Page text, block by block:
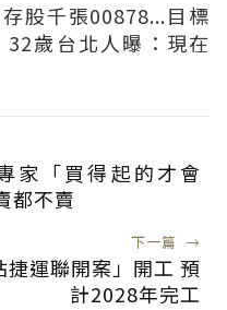
股千張00878...目標
32歲台北人曝：現在
家「買得起的才會
都不賣
下一篇 →
捷運聯開案」開工 預
計2028年完工